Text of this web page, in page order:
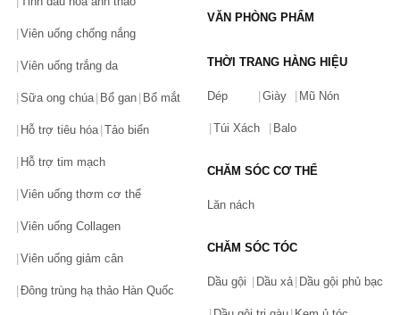
Nước hoa Bvlgari Pour Homme tinh tế sang trọng
Bvlgari Pour Homme được yêu thích không chỉ vì thương
của người đàn ông. Thuộc nhóm hương gỗ phương đông
tinh tế thích hợp dùng trong thời tiết se se lạnh
Nước hoa nam Bvlgari Pour Homme Eau de Toilette
Chiết 10ml | Giá 280.000đ
Nước hoa Bvlgari Pour Homme Soir EDT, Full 100ml
Nước hoa Bvlgari Pour Homme Extreme EDT, Full
100ml
Dòng nước hoa Bvlgari nữ được yêu thích
Viên uống chống nắng
Viên uống trắng da
Sữa ong chúa Bổ gan Bổ mắt
Hỗ trợ tiêu hóa Tảo biển
Hỗ trợ tim mạch
Viên uống thơm cơ thể
Viên uống Collagen
Viên uống giảm cân
Đông trùng hạ thảo Hàn Quốc
VĂN PHÒNG PHẨM
THỜI TRANG HÀNG HIỆU
Dép Giày Mũ Nón
Túi Xách Balo
CHĂM SÓC CƠ THỂ
Lăn nách
CHĂM SÓC TÓC
Dầu gội Dầu xả Dầu gội phủ bạc